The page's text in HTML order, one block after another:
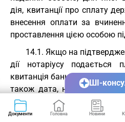
дія, квитанції про сплату
внесення оплати за
проставлення цією особою
14.1. Якщо на
дії нотаріусу подається
квитанція банківської
також дата, номер
банківської установи,
операцію ("Плат.
Документи Головна Новини
ШІ-